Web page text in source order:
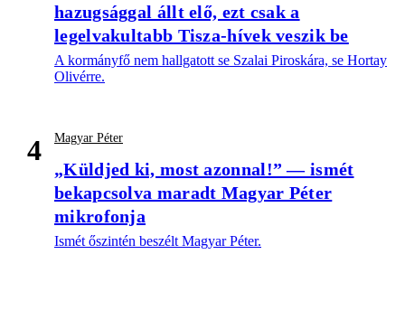
hazugsággal állt elő, ezt csak a
legelvakultabb Tisza-hívek veszik be
A kormányfő nem hallgatott se Szalai Piroskára, se Hortay
Olivérre.
4 Magyar Péter
„Küldjed ki, most azonnal!” — ismét
bekapcsolva maradt Magyar Péter
mikrofonja
Ismét őszintén beszélt Magyar Péter.